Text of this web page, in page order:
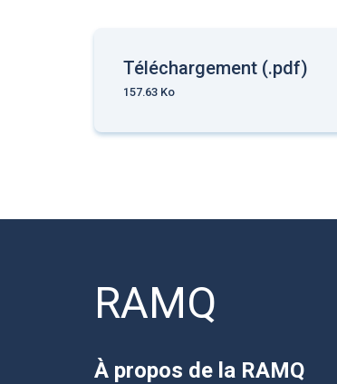
Téléchargement (.pdf)
157.63 Ko
RAMQ
À propos de la RAMQ